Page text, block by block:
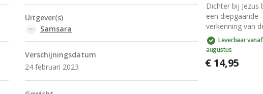
Uitgever(s)
Samsara
Verschijningsdatum
24 februari 2023
Dichter bij Jezus
een diepgaande
verkenning van
relatie met
vanuit een
van geloof en
Dit inspirerende
Leverbaar
augustus
€ 14,95